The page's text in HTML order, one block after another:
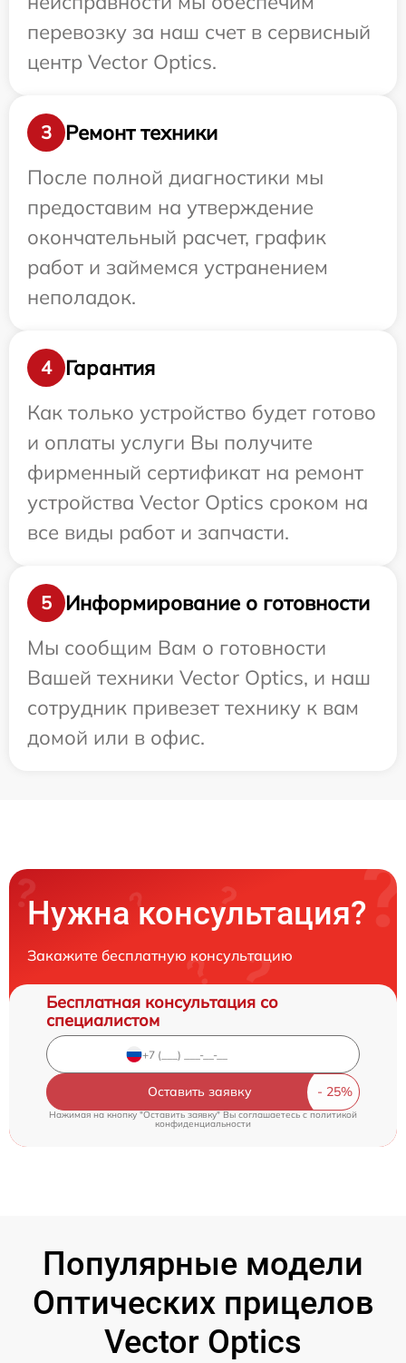
перевозку за наш счет в сервисный
центр Vector Optics.
3
Ремонт техники
После полной диагностики мы
предоставим на утверждение
окончательный расчет, график
работ и займемся устранением
неполадок.
4
Гарантия
Как только устройство будет готово
и оплаты услуги Вы получите
фирменный сертификат на ремонт
устройства Vector Optics сроком на
все виды работ и запчасти.
5
Информирование о готовности
Мы сообщим Вам о готовности
Вашей техники Vector Optics, и наш
сотрудник привезет технику к вам
домой или в офис.
Нужна консультация?
Закажите бесплатную консультацию
Бесплатная консультация со
специалистом
Оставить заявку
Нажимая на кнопку "Оставить заявку" Вы соглашаетесь c политикой
конфиденциальности
Популярные модели
Оптических прицелов
Vector Optics